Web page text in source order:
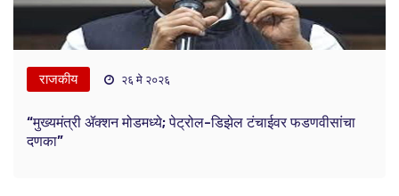
राजकीय २६ मे २०२६
“मुख्यमंत्री ॲक्शन मोडमध्ये; पेट्रोल-डिझेल टंचाईवर फडणवीसांचा
दणका”